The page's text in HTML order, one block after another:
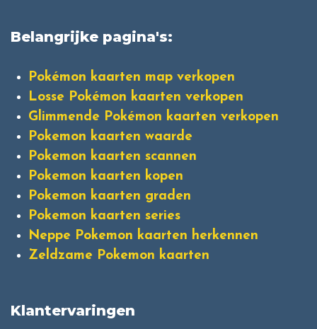
Belangrijke pagina's:
Pokémon kaarten map verkopen
Losse Pokémon kaarten verkopen
Glimmende Pokémon kaarten verkopen
Pokemon kaarten waarde
Pokemon kaarten scannen
Pokemon kaarten kopen
Pokemon kaarten graden
Pokemon kaarten series
Neppe Pokemon kaarten herkennen
Zeldzame Pokemon kaarten
Klantervaringen